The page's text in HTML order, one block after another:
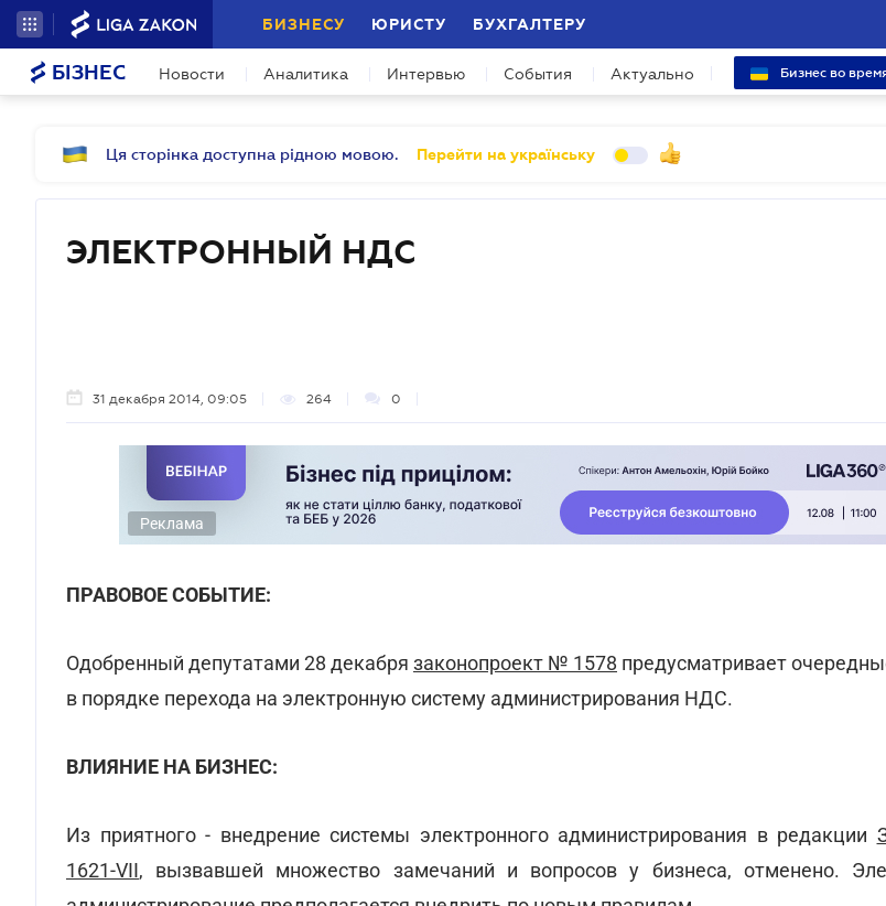
БИЗНЕСУ ЮРИСТУ БУХГАЛТЕРУ
БІЗНЕС Новости Аналитика Интервью События Актуально Бизнес во
Ця сторінка доступна рідною мовою. Перейти на українську
ЭЛЕКТРОННЫЙ НДС
31 декабря 2014, 09:05 264 0
Реклама
ПРАВОВОЕ СОБЫТИЕ:
Одобренный депутатами 28 декабря законопроект № 1578 предусматривает
в порядке перехода на электронную систему администрирования НДС.
ВЛИЯНИЕ НА БИЗНЕС:
Из приятного - внедрение системы электронного администрирования в редакции
1621-VII, вызвавшей множество замечаний и вопросов у бизнеса, отменено.